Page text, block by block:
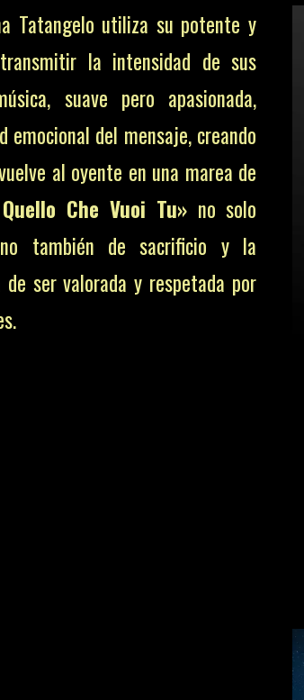
Tatangelo utiliza su potente y
la intensidad de sus
suave pero apasionada,
emocional del mensaje, creando
al oyente en una marea de
Che Vuoi Tu» no solo
también de sacrificio y la
de ser valorada y respetada por